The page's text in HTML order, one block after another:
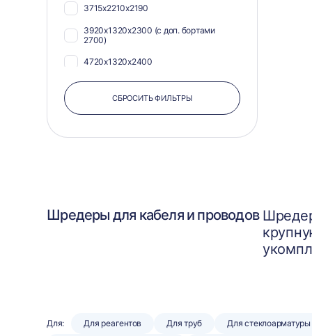
3715х2210х2190
3920х1320х2300 (с доп. бортами
2700)
4720х1320х2400
СБРОСИТЬ ФИЛЬТРЫ
Шредеры для кабеля и проводов
Для: Для реагентов Для труб Для стеклоарматуры